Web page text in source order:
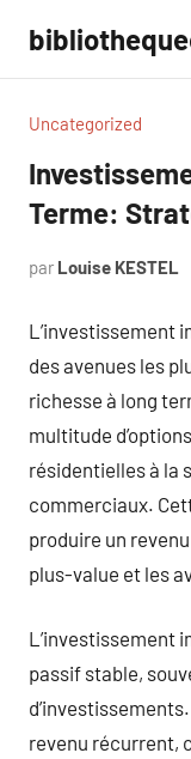
contenu
Uncategorized
Terme:
par Louise KESTEL
L’investissement
des avenues les
richesse à long
multitude
résidentielles à la
commerciaux.
produire un
plus-value et les
L’investissement
passif stable,
revenu récurrent,